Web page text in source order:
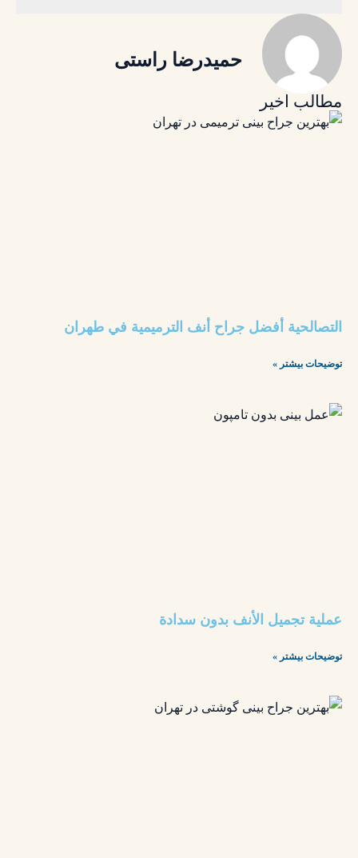
حمیدرضا راستی
مطالب اخیر
التصالحية أفضل جراح أنف الترميمية في طهران
توضیحات بیشتر »
عملية تجميل الأنف بدون سدادة
توضیحات بیشتر »